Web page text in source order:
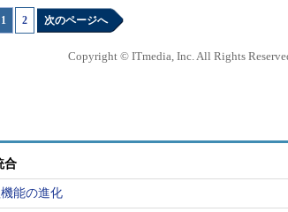
のような改善が行われています。
定関連機能）の改善
でトンネルする機能）
1 2 次のページへ
Copyright © ITmedia, Inc. All Rights
合
能の進化